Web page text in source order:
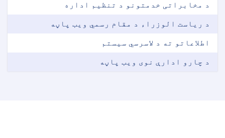
د مخابراتی خدمتونو د تنظیم اداره
د ریاست الوزراء د مقام رسمي ویب پاڼه
اطلاعاتو ته د لاسرسي سیستم
د چارو ادارې نوی ویب پاڼه